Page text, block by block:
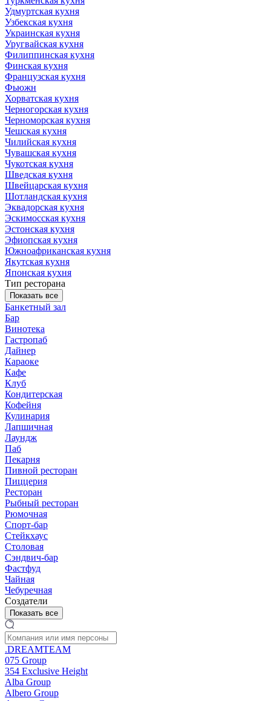
Удмуртская кухня
Узбекская кухня
Украинская кухня
Уругвайская кухня
Филиппинская кухня
Финская кухня
Французская кухня
Фьюжн
Хорватская кухня
Черногорская кухня
Черноморская кухня
Чешская кухня
Чилийская кухня
Чувашская кухня
Чукотская кухня
Шведская кухня
Швейцарская кухня
Шотландская кухня
Эквадорская кухня
Эскимосская кухня
Эстонская кухня
Эфиопская кухня
Южноафриканская кухня
Якутская кухня
Японская кухня
Тип ресторана
Показать все
Банкетный зал
Бар
Винотека
Гастропаб
Дайнер
Караоке
Кафе
Клуб
Кондитерская
Кофейня
Кулинария
Лапшичная
Лаундж
Паб
Пекарня
Пивной ресторан
Пиццерия
Ресторан
Рыбный ресторан
Рюмочная
Спорт-бар
Стейкхаус
Столовая
Сэндвич-бар
Фастфуд
Чайная
Чебуречная
Создатели
Показать все
.DREAMTEAM
075 Group
354 Exclusive Height
Alba Group
Albero Group